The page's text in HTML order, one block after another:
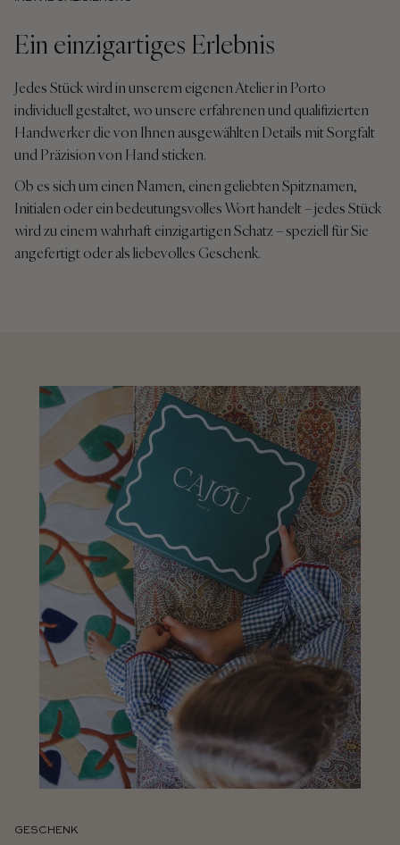
Ein einzigartiges Erlebnis
Jedes Stück wird in unserem eigenen Atelier in Porto
individuell gestaltet, wo unsere erfahrenen und qualifizierten
Handwerker die von Ihnen ausgewählten Details mit Sorgfalt
und Präzision von Hand sticken.
Ob es sich um einen Namen, einen geliebten Spitznamen,
Initialen oder ein bedeutungsvolles Wort handelt – jedes Stück
wird zu einem wahrhaft einzigartigen Schatz – speziell für Sie
angefertigt oder als liebevolles Geschenk.
GESCHENK